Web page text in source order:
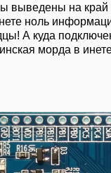
выведены на
ноль
А куда
морда в